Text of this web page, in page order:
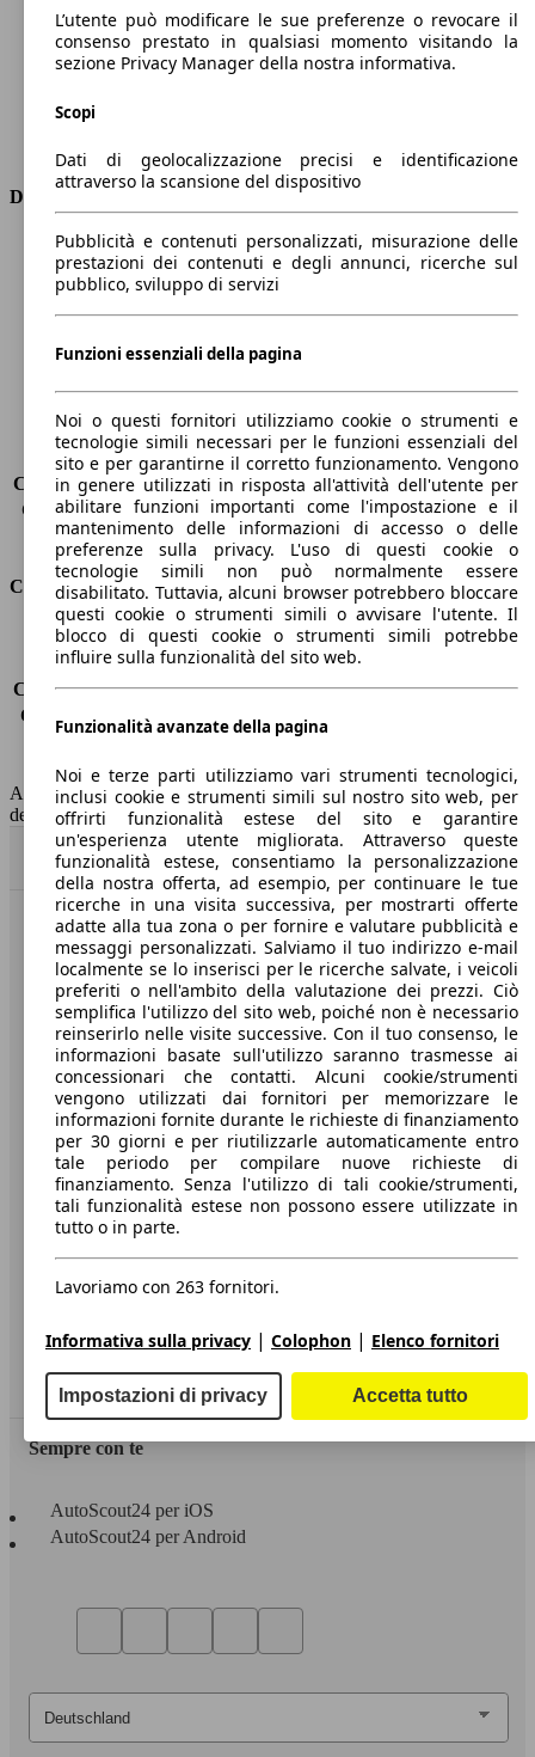
Coppia
270 nm
Cilindrata
1499 ccm
Carburante
Diesel
Trasmissione
Dimensioni
Lunghezza
4560 mm
Altezza
1510 mm
Larghezza
Peso massimo
1900 kg
Sedili
5
Carico sul tetto
-
Capacità di traino (senza freni) -
Capacità di traino (con freni)
1200 kg
Volume del bagagliaio
476 - 1516 l
Consumi
Emissioni di CO2*
98 g/km (komb.)
Consumo (urbano)
4.3 l/100km
Consumo (extra-urbano) 3.4 l/100km
Consumo (combinato)*
3.8 l/100km
Capacità del serbatoio
53 l
AutoScout24 non si assume alcuna responsabilità per la correttezza
dei dati.
Torna su
Benvenuti su AutoScout24, il mercato auto europeo.
Società
A proposito di AutoScout24
Stampa
Media
Condizioni generali
Informazioni
Privacy
Dichiarazione di Accessibilità
Servizi
Area rivenditori
Sempre con te
AutoScout24 per iOS
AutoScout24 per Android
L’utente può modificare le sue preferenze o revocare il
consenso prestato in qualsiasi momento visitando la
sezione Privacy Manager della nostra informativa.
Scopi
Dati di geolocalizzazione precisi e identificazione
attraverso la scansione del dispositivo
Pubblicità e contenuti personalizzati, misurazione delle
prestazioni dei contenuti e degli annunci, ricerche sul
pubblico, sviluppo di servizi
Funzioni essenziali della pagina
Noi o questi fornitori utilizziamo cookie o strumenti e
tecnologie simili necessari per le funzioni essenziali del
sito e per garantirne il corretto funzionamento. Vengono
in genere utilizzati in risposta all'attività dell'utente per
abilitare funzioni importanti come l'impostazione e il
mantenimento delle informazioni di accesso o delle
preferenze sulla privacy. L'uso di questi cookie o
tecnologie simili non può normalmente essere
disabilitato. Tuttavia, alcuni browser potrebbero bloccare
questi cookie o strumenti simili o avvisare l'utente. Il
blocco di questi cookie o strumenti simili potrebbe
influire sulla funzionalità del sito web.
Funzionalità avanzate della pagina
Noi e terze parti utilizziamo vari strumenti tecnologici,
inclusi cookie e strumenti simili sul nostro sito web, per
offrirti funzionalità estese del sito e garantire
un'esperienza utente migliorata. Attraverso queste
funzionalità estese, consentiamo la personalizzazione
della nostra offerta, ad esempio, per continuare le tue
ricerche in una visita successiva, per mostrarti offerte
adatte alla tua zona o per fornire e valutare pubblicità e
messaggi personalizzati. Salviamo il tuo indirizzo e-mail
localmente se lo inserisci per le ricerche salvate, i veicoli
preferiti o nell'ambito della valutazione dei prezzi. Ciò
semplifica l'utilizzo del sito web, poiché non è necessario
reinserirlo nelle visite successive. Con il tuo consenso, le
informazioni basate sull'utilizzo saranno trasmesse ai
concessionari che contatti. Alcuni cookie/strumenti
vengono utilizzati dai fornitori per memorizzare le
informazioni fornite durante le richieste di finanziamento
per 30 giorni e per riutilizzarle automaticamente entro
tale periodo per compilare nuove richieste di
finanziamento. Senza l'utilizzo di tali cookie/strumenti,
tali funzionalità estese non possono essere utilizzate in
tutto o in parte.
Lavoriamo con 263 fornitori.
Informativa sulla privacy | Colophon | Elenco fornitori
Impostazioni di privacy Accetta tutto